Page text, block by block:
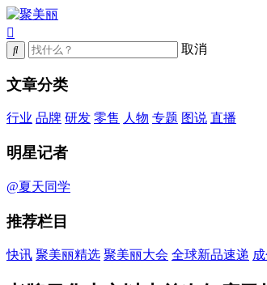
取消
文章分类
行业 品牌 研发 零售 人物 专题 图说 直播
明星记者
@夏天同学
推荐栏目
快讯 聚美丽精选 聚美丽大会 全球新品速递